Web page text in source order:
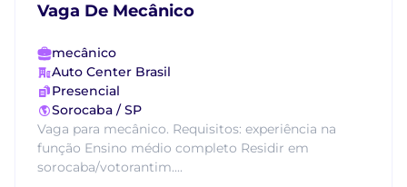
Vaga De Mecânico
mecânico
Auto Center Brasil
Presencial
Sorocaba / SP
Vaga para mecânico. Requisitos: experiência na
função Ensino médio completo Residir em
sorocaba/votorantim....